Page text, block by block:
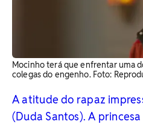
Mocinho terá que enfrentar uma
colegas do engenho. ​Foto:
A atitude do rapaz
(Duda Santos). A